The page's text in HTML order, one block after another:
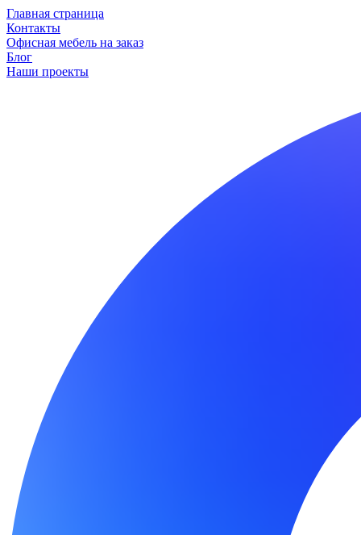
Главная страница
Контакты
Офисная мебель на заказ
Блог
Наши проекты